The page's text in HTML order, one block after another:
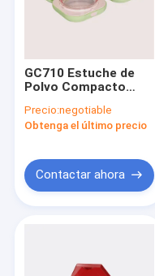
GC710 Estuche de
Polvo Compacto
Espejo
Precio:negotiable
Obtenga el último precio
Contactar ahora